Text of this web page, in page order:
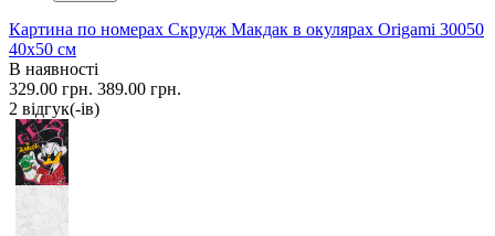
Картина по номерах Скрудж Макдак в окулярах Origami 30050
40x50 см
В наявності
329.00 грн. 389.00 грн.
2 вiдгук(-iв)